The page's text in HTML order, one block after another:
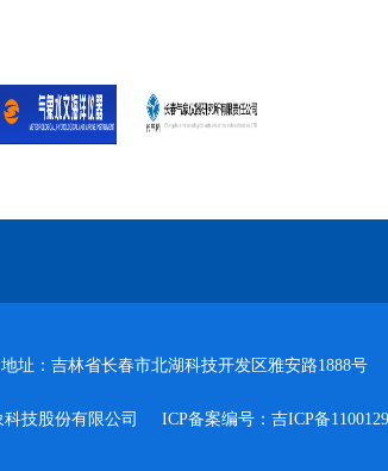
地址：吉林省长春市北湖科技开发区雅安路1888号
技股份有限公司 ICP备案编号： 吉ICP备